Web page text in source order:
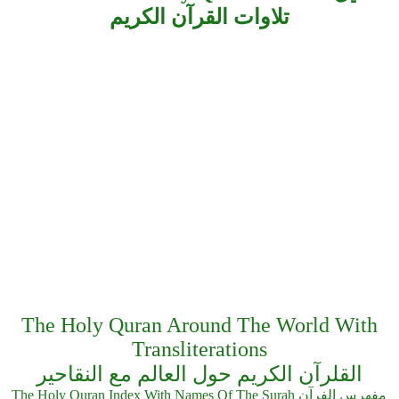
تلاوات القرآن الكريم
The Holy Quran Around The World With
Transliterations
القلرآن الكريم حول العالم مع النقاحير
The Holy Quran Index With Names Of The Surah مفهرس الفرآن